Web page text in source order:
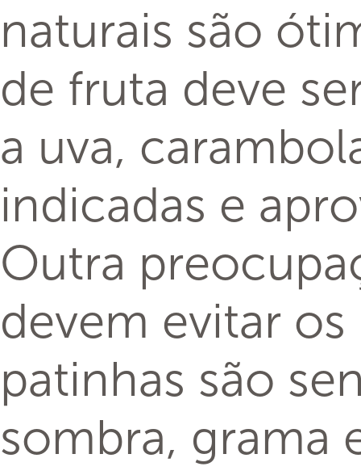
naturais são
de fruta deve
a uva,
indicadas e
Outra
devem evitar
patinhas são
sombra, grama